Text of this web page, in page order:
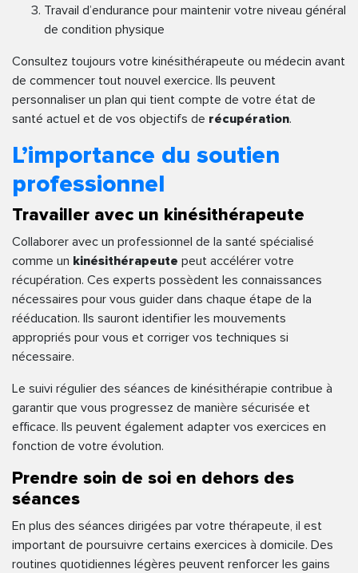
Travail d’endurance pour maintenir votre niveau général
de condition physique
Consultez toujours votre kinésithérapeute ou médecin avant
de commencer tout nouvel exercice. Ils peuvent
personnaliser un plan qui tient compte de votre état de
santé actuel et de vos objectifs de récupération.
L’importance du soutien
professionnel
Travailler avec un kinésithérapeute
Collaborer avec un professionnel de la santé spécialisé
comme un kinésithérapeute peut accélérer votre
récupération. Ces experts possèdent les connaissances
nécessaires pour vous guider dans chaque étape de la
rééducation. Ils sauront identifier les mouvements
appropriés pour vous et corriger vos techniques si
nécessaire.
Le suivi régulier des séances de kinésithérapie contribue à
garantir que vous progressez de manière sécurisée et
efficace. Ils peuvent également adapter vos exercices en
fonction de votre évolution.
Prendre soin de soi en dehors des
séances
En plus des séances dirigées par votre thérapeute, il est
important de poursuivre certains exercices à domicile. Des
routines quotidiennes légères peuvent renforcer les gains